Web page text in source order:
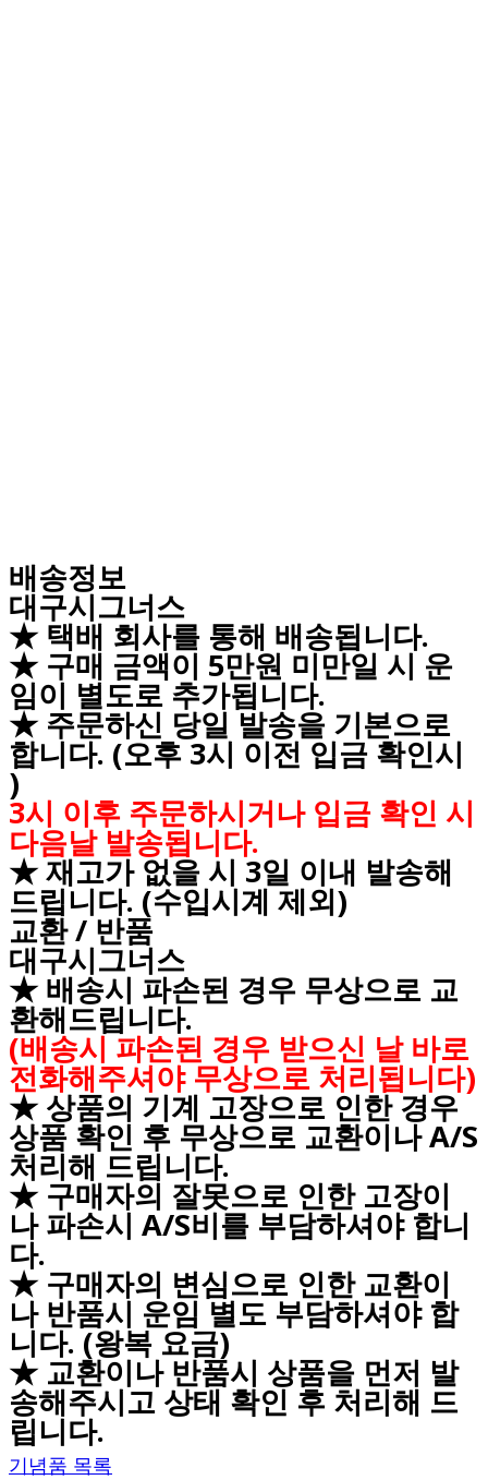
배송정보
대구시그너스
★ 택배 회사를 통해 배송됩니다.
★ 구매 금액이 5만원 미만일 시 운
임이 별도로 추가됩니다.
★ 주문하신 당일 발송을 기본으로
합니다. (오후 3시 이전 입금 확인시
)
3시 이후 주문하시거나 입금 확인 시
다음날 발송됩니다.
★ 재고가 없을 시 3일 이내 발송해
드립니다. (수입시계 제외)
교환 / 반품
대구시그너스
★ 배송시 파손된 경우 무상으로 교
환해드립니다.
(배송시 파손된 경우 받으신 날 바로
전화해주셔야 무상으로 처리됩니다)
★ 상품의 기계 고장으로 인한 경우
상품 확인 후 무상으로 교환이나 A/S
처리해 드립니다.
★ 구매자의 잘못으로 인한 고장이
나 파손시 A/S비를 부담하셔야 합니
다.
★ 구매자의 변심으로 인한 교환이
나 반품시 운임 별도 부담하셔야 합
니다. (왕복 요금)
★ 교환이나 반품시 상품을 먼저 발
송해주시고 상태 확인 후 처리해 드
립니다.
기념품 목록